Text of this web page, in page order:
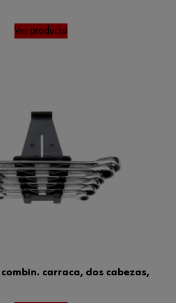
Ver producto
carraca, dos cabezas,